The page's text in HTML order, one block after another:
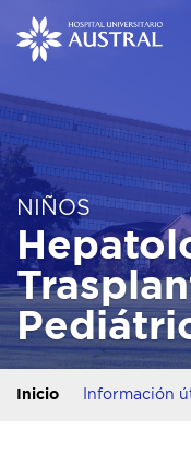
NIÑOS
Inicio Información